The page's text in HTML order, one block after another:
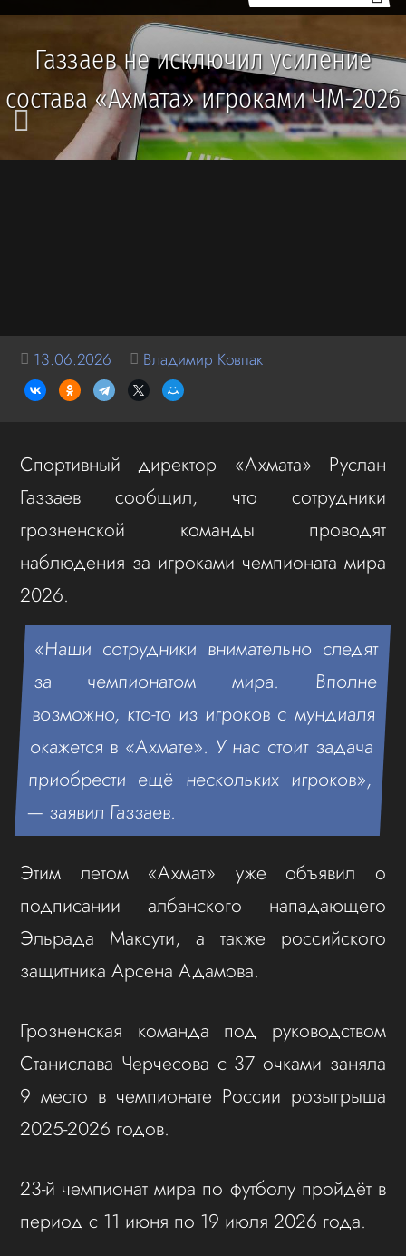
Газзаев не исключил усиление
состава «Ахмата» игроками ЧМ-2026
13.06.2026 Владимир Ковпак
Спортивный директор «Ахмата» Руслан
Газзаев сообщил, что сотрудники
грозненской команды проводят
наблюдения за игроками чемпионата мира
2026.
«Наши сотрудники внимательно следят
за чемпионатом мира. Вполне
возможно, кто-то из игроков с мундиаля
окажется в «Ахмате». У нас стоит задача
приобрести ещё нескольких игроков»,
— заявил Газзаев.
Этим летом «Ахмат» уже объявил о
подписании албанского нападающего
Эльрада Максути, а также российского
защитника Арсена Адамова.
Грозненская команда под руководством
Станислава Черчесова с 37 очками заняла
9 место в чемпионате России розыгрыша
2025-2026 годов.
23-й чемпионат мира по футболу пройдёт в
период с 11 июня по 19 июля 2026 года.